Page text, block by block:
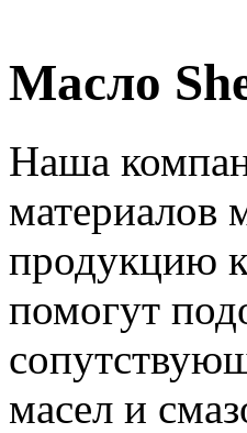
Масло
Наша
материалов
продукцию
помогут
масел и